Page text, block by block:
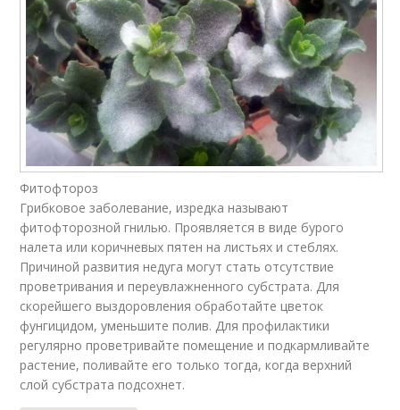
Фитофтороз
Грибковое заболевание, изредка называют
фитофторозной гнилью. Проявляется в виде бурого
налета или коричневых пятен на листьях и стеблях.
Причиной развития недуга могут стать отсутствие
проветривания и переувлажненного субстрата. Для
скорейшего выздоровления обработайте цветок
фунгицидом, уменьшите полив. Для профилактики
регулярно проветривайте помещение и подкармливайте
растение, поливайте его только тогда, когда верхний
слой субстрата подсохнет.